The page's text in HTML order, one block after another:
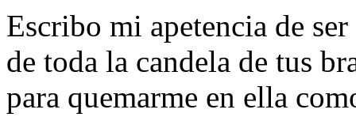
Escribo mi apetencia de
de toda la candela de tus
para quemarme en ella